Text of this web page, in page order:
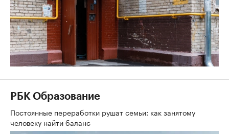
РБК Образование
Постоянные переработки рушат семьи: как занятому
человеку найти баланс